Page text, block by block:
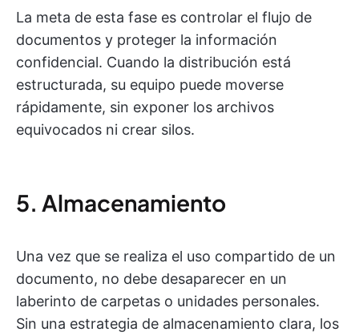
La meta de esta fase es controlar el flujo de
documentos y proteger la información
confidencial. Cuando la distribución está
estructurada, su equipo puede moverse
rápidamente, sin exponer los archivos
equivocados ni crear silos.
5. Almacenamiento
Una vez que se realiza el uso compartido de un
documento, no debe desaparecer en un
laberinto de carpetas o unidades personales.
Sin una estrategia de almacenamiento clara, los